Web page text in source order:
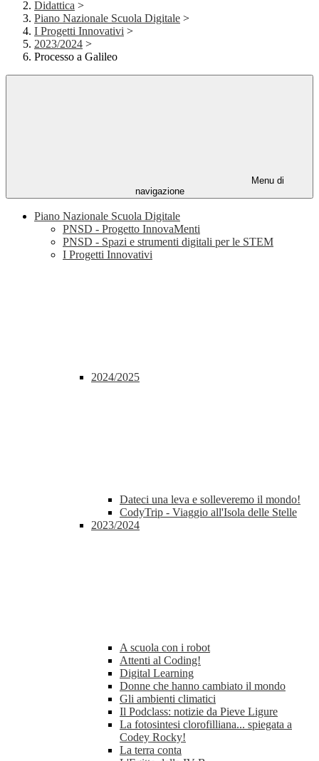
Didattica >
Piano Nazionale Scuola Digitale >
I Progetti Innovativi >
2023/2024 >
Processo a Galileo
Menu di
navigazione
Piano Nazionale Scuola Digitale
PNSD - Progetto InnovaMenti
PNSD - Spazi e strumenti digitali per le STEM
I Progetti Innovativi
2024/2025
Dateci una leva e solleveremo il mondo!
CodyTrip - Viaggio all'Isola delle Stelle
2023/2024
A scuola con i robot
Attenti al Coding!
Digital Learning
Donne che hanno cambiato il mondo
Gli ambienti climatici
Il Podclass: notizie da Pieve Ligure
La fotosintesi clorofilliana... spiegata a
Codey Rocky!
La terra conta